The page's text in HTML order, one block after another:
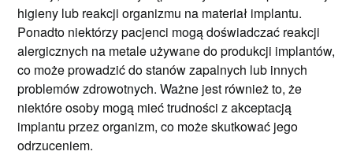
higieny lub reakcji organizmu na materiał implantu.
Ponadto niektórzy pacjenci mogą doświadczać reakcji
alergicznych na metale używane do produkcji implantów,
co może prowadzić do stanów zapalnych lub innych
problemów zdrowotnych. Ważne jest również to, że
niektóre osoby mogą mieć trudności z akceptacją
implantu przez organizm, co może skutkować jego
odrzuceniem.